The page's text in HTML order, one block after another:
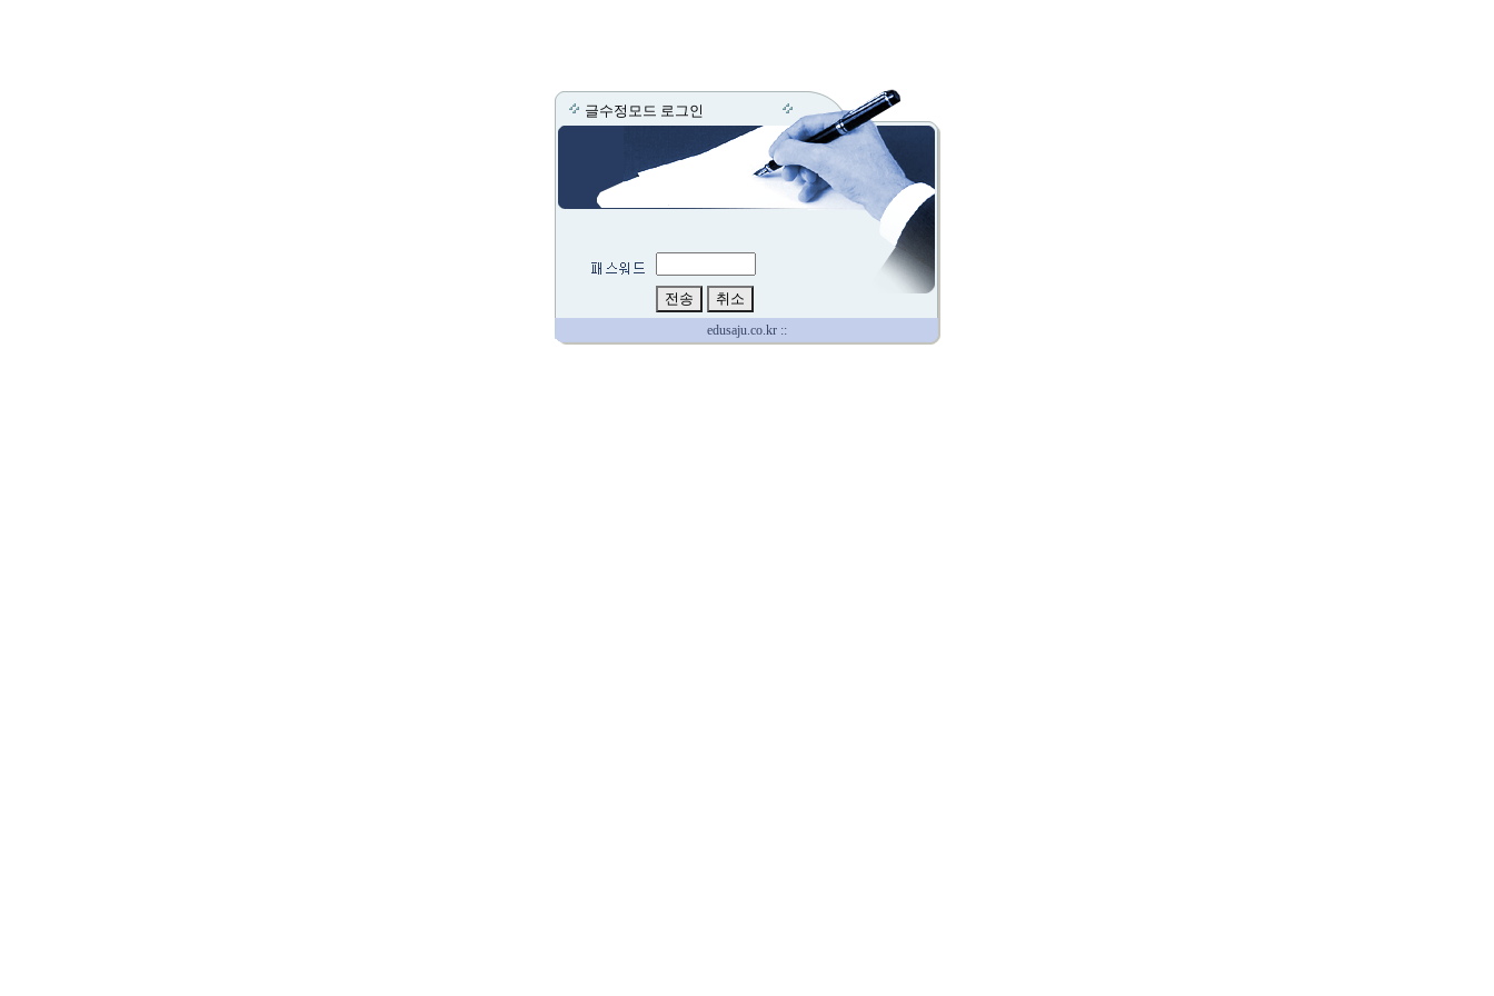
글수정모드 로그인
edusaju.co.kr ::